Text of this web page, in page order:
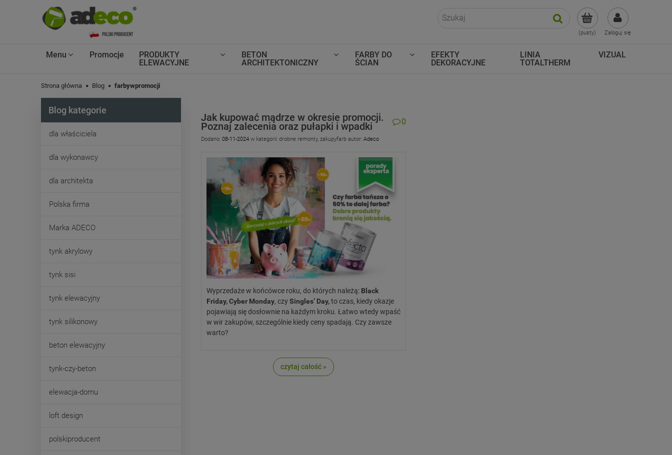
(pusty) Zaloguj się
Menu Promocje
PRODUKTY
ELEWACYJNE
BETON
ARCHITEKTONICZNY
FARBY DO
ŚCIAN
EFEKTY
DEKORACYJNE
LINIA
TOTALTHERM
VIZUAL
Strona główna Blog farbywpromocji
Blog kategorie
dla właściciela
dla wykonawcy
dla architekta
Polska firma
Marka ADECO
tynk akrylowy
tynk sisi
tynk elewacyjny
tynk silikonowy
beton elewacyjny
tynk-czy-beton
elewacja-domu
loft design
polskiproducent
Jak kupować mądrze w okresie promocji.
Poznaj zalecenia oraz pułapki i wpadki 0
Dodano: 08-11-2024 w kategorii: drobne remonty, zakupyfarb autor: Adeco
Wyprzedaże w końcówce roku, do których należą: Black
Friday, Cyber Monday, czySingles’ Day,to czas, kiedy okazje
pojawiają się dosłownie na każdym kroku. Łatwo wtedy wpaść
w wir zakupów, szczególnie kiedy ceny spadają. Czy zawsze
warto?
czytaj całość »